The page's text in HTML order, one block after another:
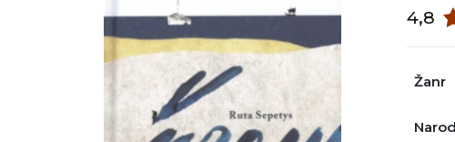
4,8
Žanr